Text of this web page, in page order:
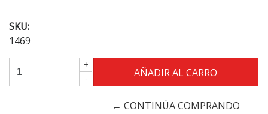
SKU:
1469
+
-
← CONTINÚA COMPRANDO